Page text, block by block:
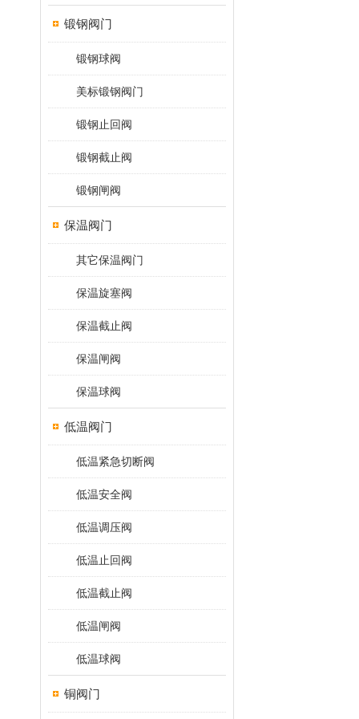
锻钢阀门
锻钢球阀
美标锻钢阀门
锻钢止回阀
锻钢截止阀
锻钢闸阀
保温阀门
其它保温阀门
保温旋塞阀
保温截止阀
保温闸阀
保温球阀
低温阀门
低温紧急切断阀
低温安全阀
低温调压阀
低温止回阀
低温截止阀
低温闸阀
低温球阀
铜阀门